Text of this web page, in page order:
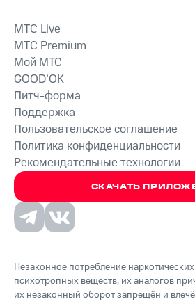
СКАЧАТЬ
MTС Live
MTС Premium
Мой МТС
GOOD’OK
Питч-форма
Поддержка
Пользовательское соглашение
Политика конфиденциальности
Рекомендательные технологии
Незаконное потребление
психотропных веществ, их аналогов
их незаконный оборот запрещён и